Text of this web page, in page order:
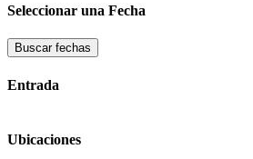
Seleccionar una Fecha
Buscar fechas
Entrada
Ubicaciones